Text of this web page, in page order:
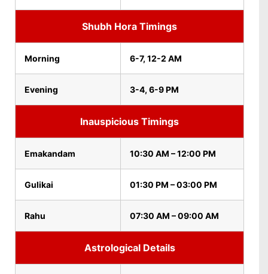
Shubh Hora Timings
Morning 6-7, 12-2 AM
Evening 3-4, 6-9 PM
Inauspicious Timings
Emakandam 10:30 AM – 12:00 PM
Gulikai 01:30 PM – 03:00 PM
Rahu 07:30 AM – 09:00 AM
Astrological Details